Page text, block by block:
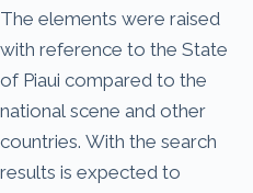
The elements were raised
with reference to the State
of Piaui compared to the
national scene and other
countries. With the search
results is expected to